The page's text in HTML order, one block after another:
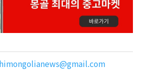
himongolianews@gmail.com